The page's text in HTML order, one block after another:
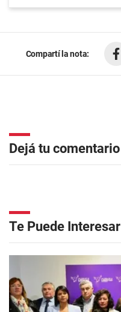
Compartí la nota:
Dejá tu comentario
Te Puede Interesar